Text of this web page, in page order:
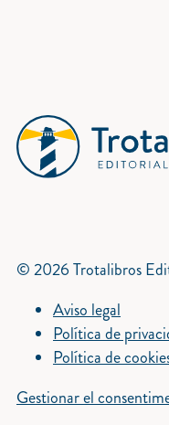
© 2026 Trotalibros
Aviso legal
Política de
Política de
Gestionar el